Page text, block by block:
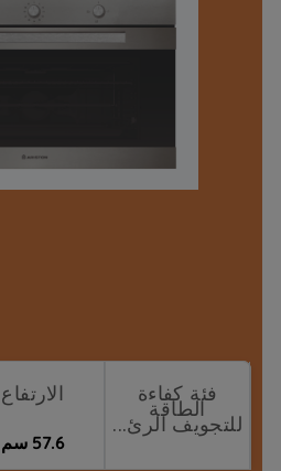
فئة كفاءة
الطاقة
للتجويف الرئ...
الارتفاع
57.6 سم